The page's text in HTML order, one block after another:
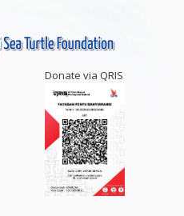
Donate via QRIS